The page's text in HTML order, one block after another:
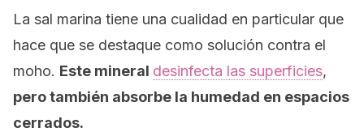
La sal marina tiene una cualidad en particular que
hace que se destaque como solución contra el
moho. Este mineral desinfecta las superficies,
pero también absorbe la humedad en espacios
cerrados.